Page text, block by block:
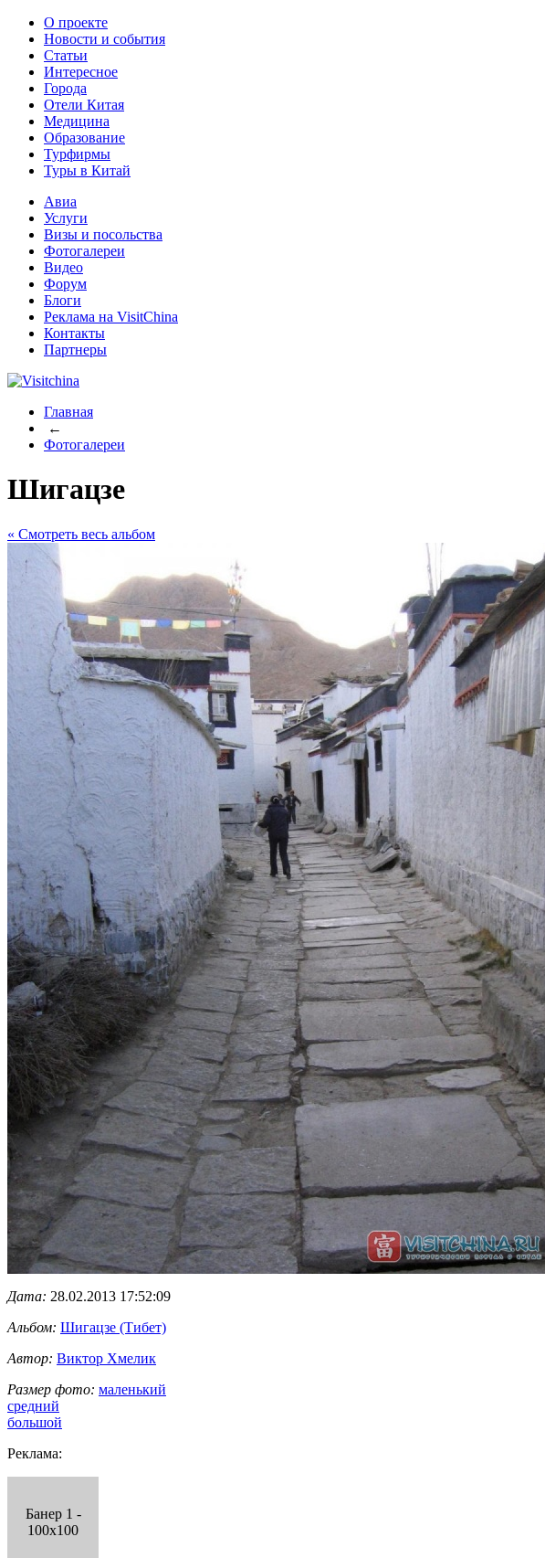
О проекте
Новости и события
Статьи
Интересное
Города
Отели Китая
Медицина
Образование
Турфирмы
Туры в Китай
Авиа
Услуги
Визы и посольства
Фотогалереи
Видео
Форум
Блоги
Реклама на VisitChina
Контакты
Партнеры
Главная
←
Фотогалереи
Шигацзе
« Cмотреть весь альбом
Дата: 28.02.2013 17:52:09
Альбом: Шигацзе (Тибет)
Автор: Виктор Хмелик
Размер фото: маленький
средний
большой
Реклама:
Банер 1 -
100x100